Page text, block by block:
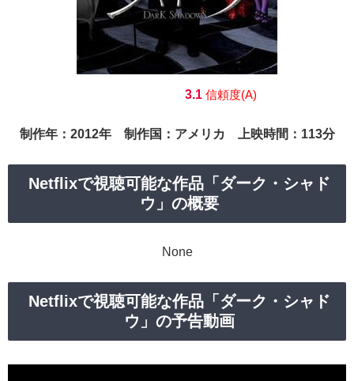
3.1信頼度(A)
制作年：2012年 制作国：アメリカ 上映時間：113分
Netflixで視聴可能な作品「ダーク・シャド
ウ」の概要
None
Netflixで視聴可能な作品「ダーク・シャド
ウ」の予告動画